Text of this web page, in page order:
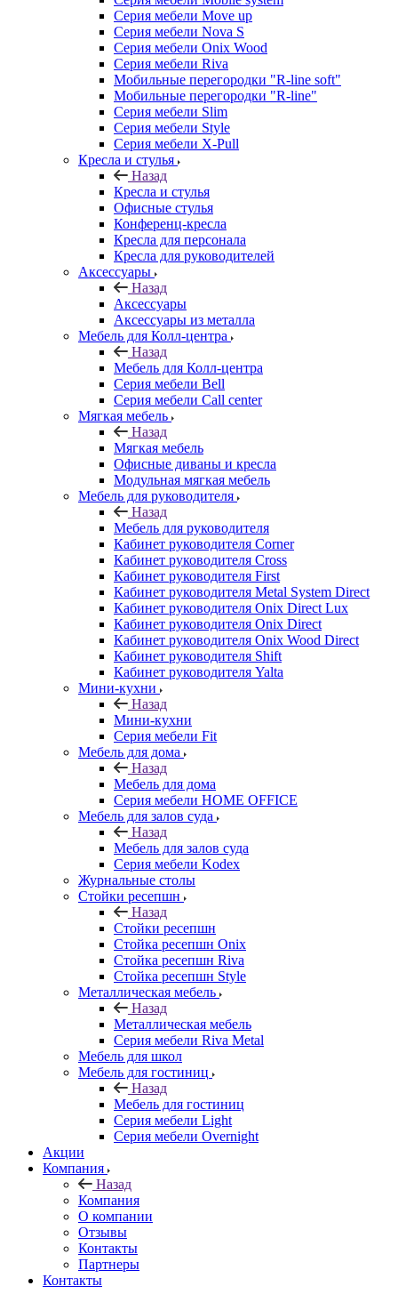
Серия мебели Move up
Серия мебели Nova S
Серия мебели Onix Wood
Серия мебели Riva
Мобильные перегородки "R-line soft"
Мобильные перегородки "R-line"
Серия мебели Slim
Серия мебели Style
Серия мебели X-Pull
Кресла и стулья
Назад
Кресла и стулья
Офисные стулья
Конференц-кресла
Кресла для персонала
Кресла для руководителей
Аксессуары
Назад
Аксессуары
Аксессуары из металла
Мебель для Колл-центра
Назад
Мебель для Колл-центра
Серия мебели Bell
Серия мебели Call center
Мягкая мебель
Назад
Мягкая мебель
Офисные диваны и кресла
Модульная мягкая мебель
Мебель для руководителя
Назад
Мебель для руководителя
Кабинет руководителя Corner
Кабинет руководителя Cross
Кабинет руководителя First
Кабинет руководителя Metal System Direct
Кабинет руководителя Onix Direct Lux
Кабинет руководителя Onix Direct
Кабинет руководителя Onix Wood Direct
Кабинет руководителя Shift
Кабинет руководителя Yalta
Мини-кухни
Назад
Мини-кухни
Серия мебели Fit
Мебель для дома
Назад
Мебель для дома
Серия мебели HOME OFFICE
Мебель для залов суда
Назад
Мебель для залов суда
Серия мебели Kodex
Журнальные столы
Стойки ресепшн
Назад
Стойки ресепшн
Стойка ресепшн Onix
Стойка ресепшн Riva
Стойка ресепшн Style
Металлическая мебель
Назад
Металлическая мебель
Серия мебели Riva Metal
Мебель для школ
Мебель для гостиниц
Назад
Мебель для гостиниц
Серия мебели Light
Серия мебели Overnight
Акции
Компания
Назад
Компания
О компании
Отзывы
Контакты
Партнеры
Контакты